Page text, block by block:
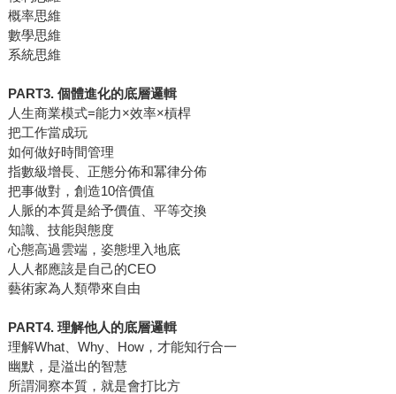
概率思維
數學思維
系統思維
PART3. 個體進化的底層邏輯
人生商業模式=能力×效率×槓桿
把工作當成玩
如何做好時間管理
指數級增長、正態分佈和冪律分佈
把事做對，創造10倍價值
人脈的本質是給予價值、平等交換
知識、技能與態度
心態高過雲端，姿態埋入地底
人人都應該是自己的CEO
藝術家為人類帶來自由
PART4. 理解他人的底層邏輯
理解What、Why、How，才能知行合一
幽默，是溢出的智慧
所謂洞察本質，就是會打比方